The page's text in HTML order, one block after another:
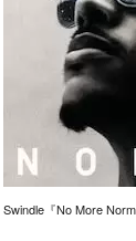
Swindle『No More